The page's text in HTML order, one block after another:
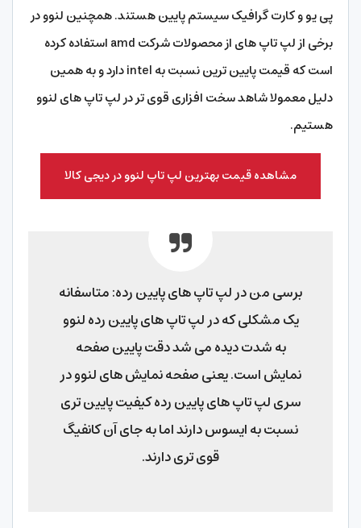
پی یو و کارت گرافیک سیستم پایین هستند. همچنین لنوو در
برخی از لپ تاپ های از محصولات شرکت amd استفاده کرده
است که قیمت پایین ترین نسبت به intel دارد و به همین
دلیل معمولا شاهد سخت افزاری قوی تر در لپ تاپ های لنوو
هستیم.
مشاهده قیمت بهترین لپ تاپ لنوو در دیجی کالا
برسی من در لپ تاپ های پایین رده: متاسفانه
یک مشکلی که در لپ تاپ های پایین رده لنوو
به شدت دیده می شد دقت پایین صفحه
نمایش است. یعنی صفحه نمایش های لنوو در
سری لپ تاپ های پایین رده کیفیت پایین تری
نسبت به ایسوس دارند اما به جای آن کانفیگ
قوی تری دارند.